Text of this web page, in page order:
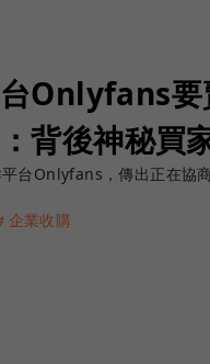
Onlyfans
背後神秘買
台Onlyfans，傳出正在協
企業收購